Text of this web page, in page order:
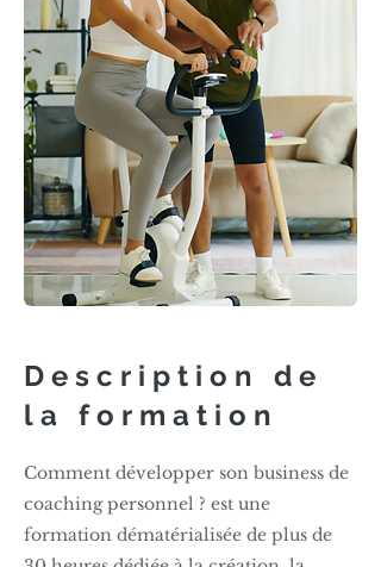
Description de
la formation
Comment développer son business de
coaching personnel ? est une
formation dématérialisée de plus de